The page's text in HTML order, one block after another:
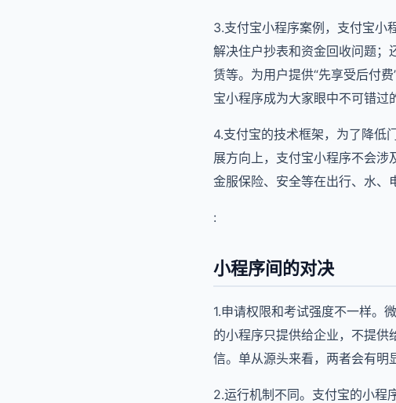
3.支付宝小程序案例，支付宝小
解决住户抄表和资金回收问题；
赁等。为用户提供“先享受后付
宝小程序成为大家眼中不可错过
4.支付宝的技术框架，为了降低
展方向上，支付宝小程序不会
金服保险、安全等在出行、水、
:
小程序间的对决
1.申请权限和考试强度不一样。
的小程序只提供给企业，不提
信。单从源头来看，两者会有明
2.运行机制不同。支付宝的小程